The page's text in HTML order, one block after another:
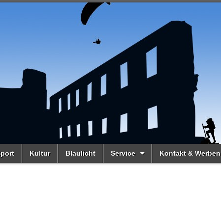
Kultur Blaulicht Service Kontakt & Werben